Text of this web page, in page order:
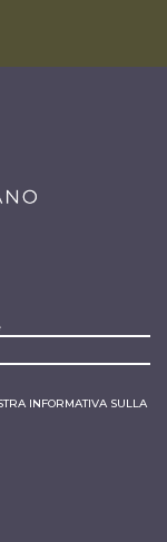
INFORMATIVA SULLA